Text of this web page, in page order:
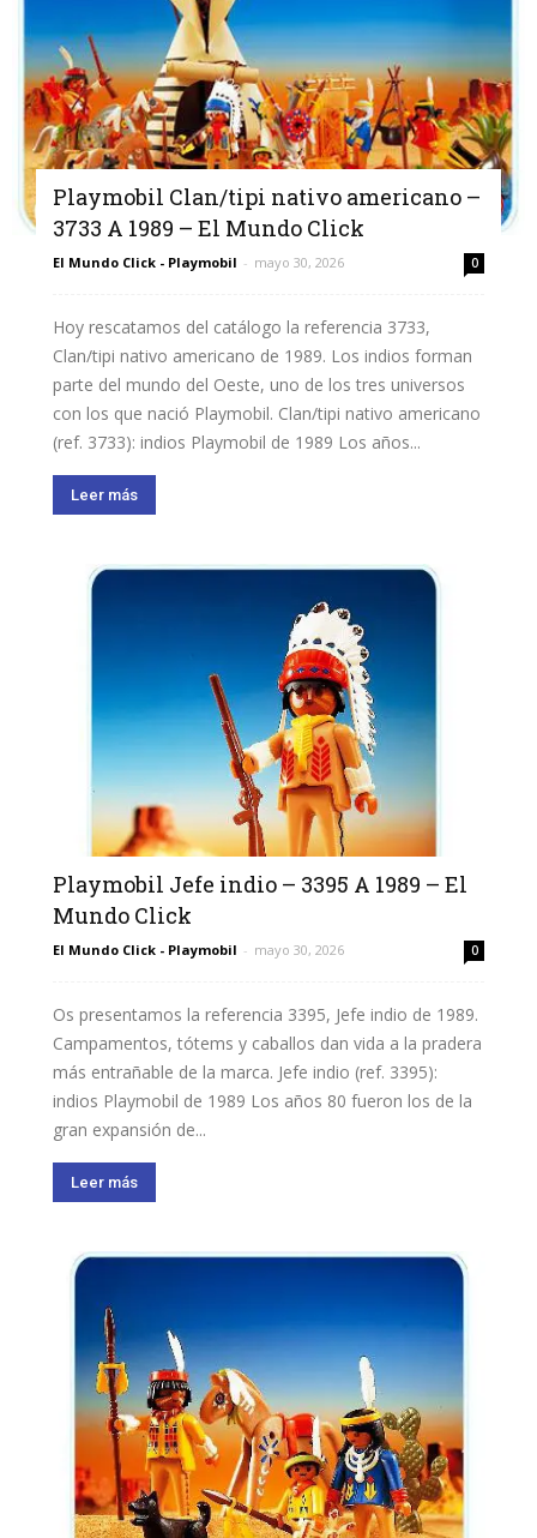
Playmobil Clan/tipi nativo americano –
3733 A 1989 – El Mundo Click
El Mundo Click - Playmobil - mayo 30, 2026 0
Hoy rescatamos del catálogo la referencia 3733,
Clan/tipi nativo americano de 1989. Los indios forman
parte del mundo del Oeste, uno de los tres universos
con los que nació Playmobil. Clan/tipi nativo americano
(ref. 3733): indios Playmobil de 1989 Los años...
Leer más
Playmobil Jefe indio – 3395 A 1989 – El
Mundo Click
El Mundo Click - Playmobil - mayo 30, 2026 0
Os presentamos la referencia 3395, Jefe indio de 1989.
Campamentos, tótems y caballos dan vida a la pradera
más entrañable de la marca. Jefe indio (ref. 3395):
indios Playmobil de 1989 Los años 80 fueron los de la
gran expansión de...
Leer más